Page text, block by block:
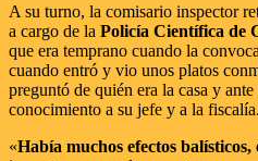
A su turno, la comisario inspector
a cargo de la Policía Científica de
que era temprano cuando la
cuando entró y vio unos platos
preguntó de quién era la casa y
conocimiento a su jefe y a la fiscalía.
«Había muchos efectos balísticos,